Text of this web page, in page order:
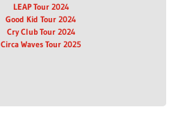
LEAP Tour 2024
Good Kid Tour 2024
Cry Club Tour 2024
Circa Waves Tour 2025